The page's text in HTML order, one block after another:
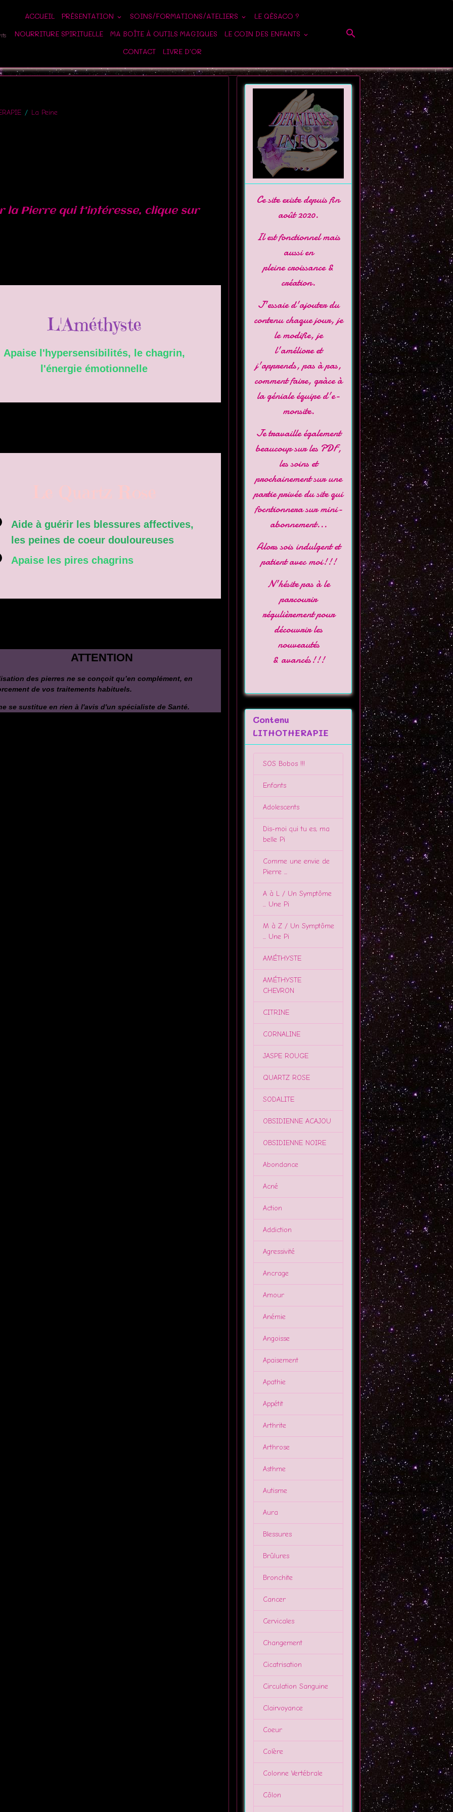
ACCUEIL PRÉSENTATION SOINS/FORMATIONS/ATELIERS
LE QÈSACO ?
NOURRITURE SPIRITUELLE
MA BOÎTE À OUTILS MAGIQUES
LE COIN DES ENFANTS
CONTACT
LIVRE D'OR
La Peine
la Pierre qui t'intéresse, clique sur
L'Améthyste
Apaise l'hypersensibilités, le chagrin,
l'énergie émotionnelle
Aide à guérir les blessures affectives,
les peines de coeur douloureuses
Apaise les pires chagrins
ATTENTION
des pierres ne se conçoit qu’en complément, en
de vos traitements habituels.
se sustitue en rien à l'avis d'un spécialiste de Santé.
Ce site existe depuis fin
août 2020.
Il est fonctionnel mais
aussi en
pleine croissance &
création.
J'essaie d'ajouter du
contenu chaque jour, je
le modifie, je
l'améliore et
j'apprends, pas à pas,
comment faire, gràce à
la géniale équipe d'e-
monsite.
Je travaille également
beaucoup sur les PDF,
les soins et
prochainement sur une
partie privée du site qui
focntionnera sur mini-
abonnement...
Alors sois indulgent et
patient avec moi!!!
N'hésite pas à le
parcourir
régulièrement pour
découvrir les
nouveautés
& avancés!!!
Contenu
LITHOTHERAPIE
SOS Bobos !!!
Enfants
Adolescents
Dis-moi qui tu es, ma
belle Pi
Comme une envie de
Pierre ...
A à L / Un Symptôme
... Une Pi
M à Z / Un Symptôme
... Une Pi
AMÉTHYSTE
AMÉTHYSTE
CHEVRON
CITRINE
CORNALINE
JASPE ROUGE
QUARTZ ROSE
SODALITE
OBSIDIENNE ACAJOU
OBSIDIENNE NOIRE
Abondance
Acné
Action
Addiction
Agressivité
Ancrage
Amour
Anémie
Angoisse
Apaisement
Apathie
Appétit
Arthrite
Arthrose
Asthme
Autisme
Aura
Blessures
Brûlures
Bronchite
Cancer
Cervicales
Changement
Cicatrisation
Circulation Sanguine
Clairvoyance
Coeur
Colère
Colonne Vertébrale
Côlon